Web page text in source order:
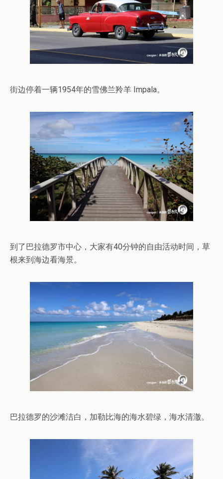
街边停着一辆1954年的雪佛兰羚羊 Impala。
到了巴拉德罗市中心，大家有40分钟的自由活动时间，草
根来到海边看海景。
巴拉德罗的沙滩洁白，加勒比海的海水碧绿，海水清澈。